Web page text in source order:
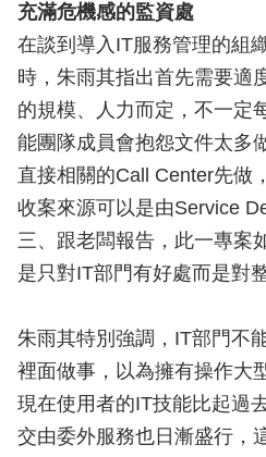
充滿危機感的監資處
在談到導入IT服務管理的組
時，朱雨其指出首先需要適
的規模、人力而定，不一定
能團隊成員會抱怨文件太多
直接相關的Call Center先做
收案來源可以是由Service
三、跟老闆報告，此一專案
是只對IT部門有好處而是對
朱雨其特別強調，IT部門不
裡面做事，以為擁有操作大
現在使用者的IT技能比起過
交由委外服務也日漸盛行，